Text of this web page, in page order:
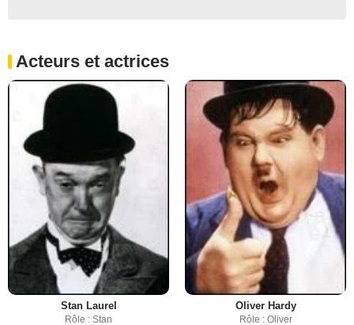
Acteurs et actrices
Stan Laurel
Rôle : Stan
Oliver Hardy
Rôle : Oliver